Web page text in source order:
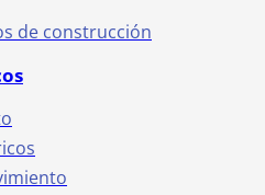
de construcción